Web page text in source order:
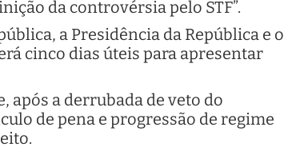
da controvérsia pelo STF”.
a Presidência da República e o
cinco dias úteis para apresentar
após a derrubada de veto do
de pena e progressão de regime